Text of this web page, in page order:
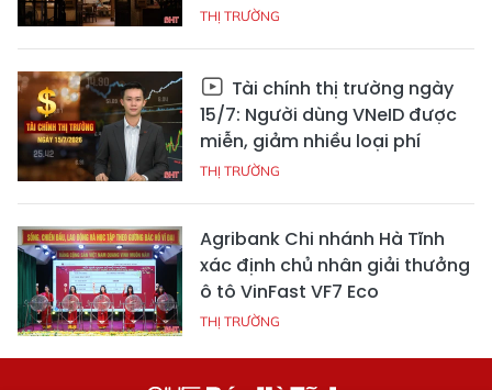
THỊ TRƯỜNG
Tài chính thị trường ngày
15/7: Người dùng VNeID được
miễn, giảm nhiều loại phí
THỊ TRƯỜNG
Agribank Chi nhánh Hà Tĩnh
xác định chủ nhân giải thưởng
ô tô VinFast VF7 Eco
THỊ TRƯỜNG